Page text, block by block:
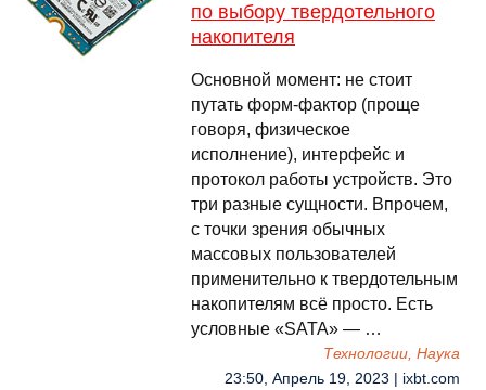
по выбору твердотельного
накопителя
Основной момент: не стоит
путать форм-фактор (проще
говоря, физическое
исполнение), интерфейс и
протокол работы устройств. Это
три разные сущности. Впрочем,
с точки зрения обычных
массовых пользователей
применительно к твердотельным
накопителям всё просто. Есть
условные «SATA» — …
Технологии, Наука
23:50, Апрель 19, 2023 | ixbt.com